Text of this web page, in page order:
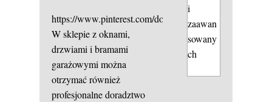
https://www.pinterest.com/dollstop51/
W sklepie z oknami,
drzwiami i bramami
garażowymi można
otrzymać również
profesjonalne doradztwo
i
zaawan
sowany
ch